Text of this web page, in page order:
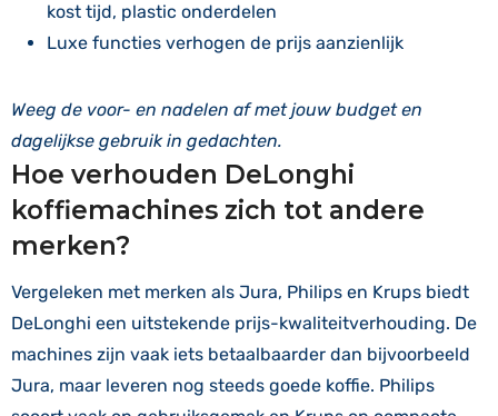
kost tijd, plastic onderdelen
Luxe functies verhogen de prijs aanzienlijk
Weeg de voor- en nadelen af met jouw budget en
dagelijkse gebruik in gedachten.
Hoe verhouden DeLonghi
koffiemachines zich tot andere
merken?
Vergeleken met merken als Jura, Philips en Krups biedt
DeLonghi een uitstekende prijs-kwaliteitverhouding. De
machines zijn vaak iets betaalbaarder dan bijvoorbeeld
Jura, maar leveren nog steeds goede koffie. Philips